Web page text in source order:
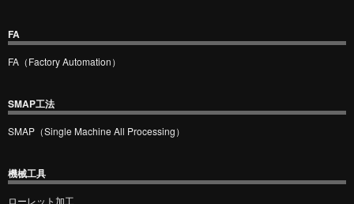
FA
FA（Factory Automation）
SMAP工法
SMAP（Single Machine All Processing）
機械工具
ローレット加工